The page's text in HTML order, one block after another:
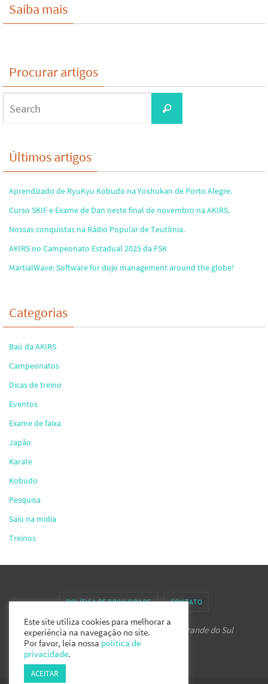
Saiba mais
Procurar artigos
Search
Últimos artigos
Aprendizado de RyuKyu Kobudo na Yoshukan de Porto Alegre.
Curso SKIF e Exame de Dan neste final de novembro na AKIRS.
Nossas conquistas na Rádio Popular de Teutônia.
AKIRS no Campeonato Estadual 2025 da FSK
MartialWave: Software for dojo management around the globe!
Categorias
Baú da AKIRS
Campeonatos
Dicas de treino
Eventos
Exame de faixa
Japão
Karate
Kobudo
Pesquisa
Saiu na mídia
Treinos
POLÍTICA DE PRIVACIDADE CONTATO
Associação de Karate-do IPPON do Rio Grande do Sul
WordPress.
Este site utiliza cookies para melhorar a
experiência na navegação no site.
Por favor, leia nossa política de
privacidade.
ACEITAR